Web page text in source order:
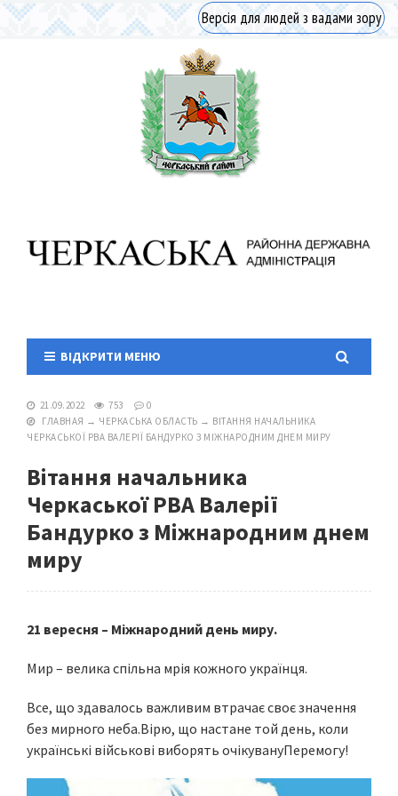
Версія для людей з вадами зору
ВІДКРИТИ МЕНЮ
21.09.2022 753
0
ГЛАВНАЯ → ЧЕРКАСЬКА ОБЛАСТЬ → ВІТАННЯ НАЧАЛЬНИКА
ЧЕРКАСЬКОЇ РВА ВАЛЕРІЇ БАНДУРКО З МІЖНАРОДНИМ ДНЕМ МИРУ
Вітання начальника
Черкаської РВА Валерії
Бандурко з Міжнародним днем
миру
21 вересня – Міжнародний день миру.
Мир – велика спільна мрія кожного українця.
Все, що здавалось важливим втрачає своє значення
без мирного неба.Вірю, що настане той день, коли
українські військові виборять очікувануПеремогу!